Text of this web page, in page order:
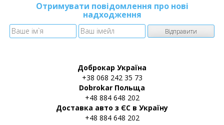
Отримувати повідомлення про нові
надходження
Доброкар Україна
+38 068 242 35 73
Dobrokar Польща
+48 884 648 202
Доставка авто з ЄС в Україну
+48 884 648 202